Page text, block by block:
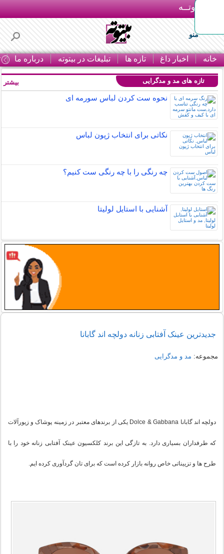
بـیتوتــه
منو
خانه اخبار داغ تازه ها تبلیغات در بیتوته درباره ما
تازه های مد و مدگرایی
نحوه ست کردن لباس سورمه ای
نکاتی برای انتخاب ژپون لباس
چه رنگی را با چه رنگی ست کنیم؟
آشنایی با استایل لولیتا
بیشتر
جدیدترین عینک آفتابی زنانه دولچه اند گابانا
مجموعه: مد و مدگرایی
دولچه اند گابانا Dolce & Gabbana یکی از برندهای معتبر در زمینه پوشاک و زیورآلات
که طرفداران بسیاری دارد. به تازگی این برند کلکسیون عینک آفتابی زنانه خود را با
طرح ها و تزییناتی خاص روانه بازار کرده است که برای تان گردآوری کرده ایم.